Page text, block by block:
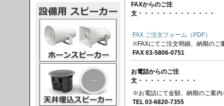
FAXからのご注
文・・・・・・・・・・・・・
FAX ご注文フォーム（PDF）
※FAXにてご注文明細、納期のご
FAX 03-5806-0751
お電話からのご注
文・・・・・・・・・・
※お電話にて金額、納期のご案内
TEL 03-6820-7355